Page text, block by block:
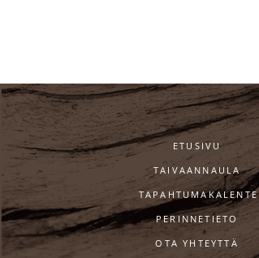
ETUSIVU
TAIVAANNAULA
PERINNETIETO
OTA YHTEYTTÄ